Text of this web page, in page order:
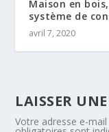
Maison en
système de
avril 7, 2020
LAISSER
Votre adresse e-